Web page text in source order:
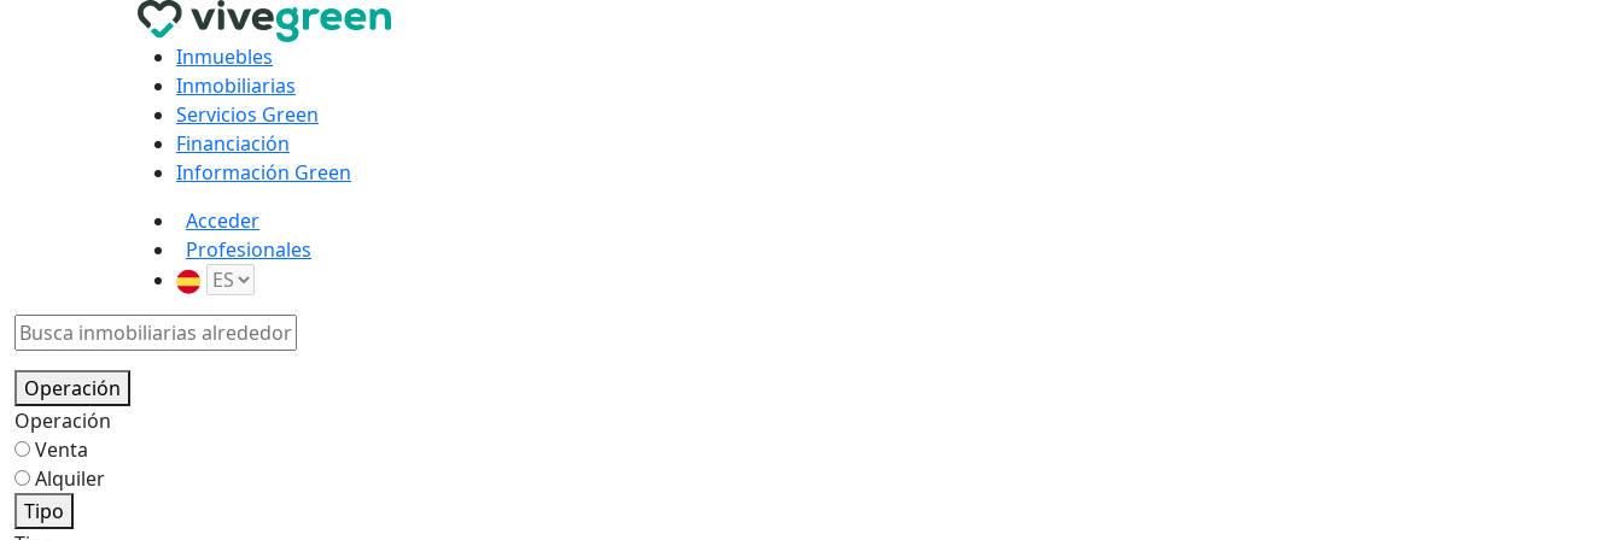
Inmuebles
Inmobiliarias
Servicios Green
Financiación
Información Green
Acceder
Profesionales
Operación
Operación
Venta
Alquiler
Tipo